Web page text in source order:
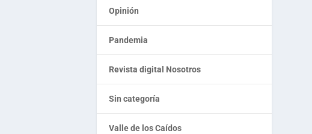
Opinión
Pandemia
Revista digital Nosotros
Sin categoría
Valle de los Caídos